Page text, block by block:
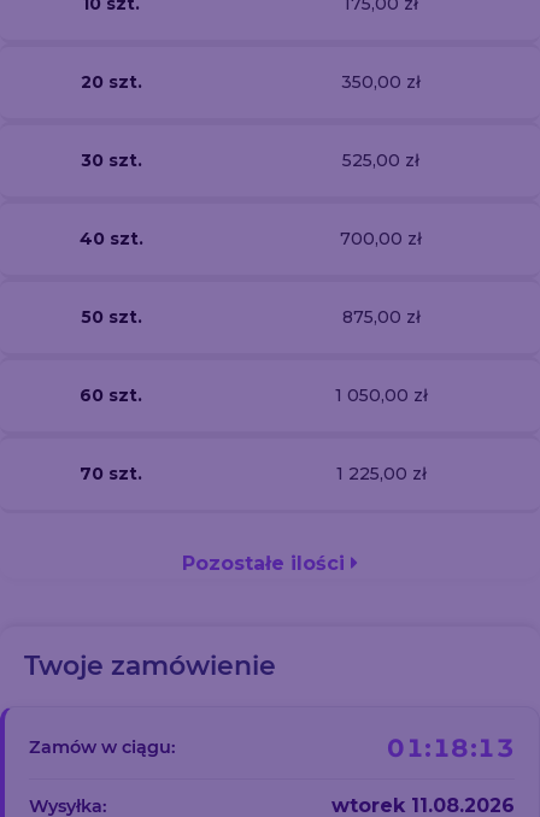
20 szt. 350,00 zł
30 szt. 525,00 zł
40 szt. 700,00 zł
50 szt. 875,00 zł
60 szt. 1 050,00 zł
70 szt. 1 225,00 zł
Pozostałe ilości
Twoje zamówienie
Zamów w ciągu: 01:18:12
Wysyłka: wtorek 11.08.2026